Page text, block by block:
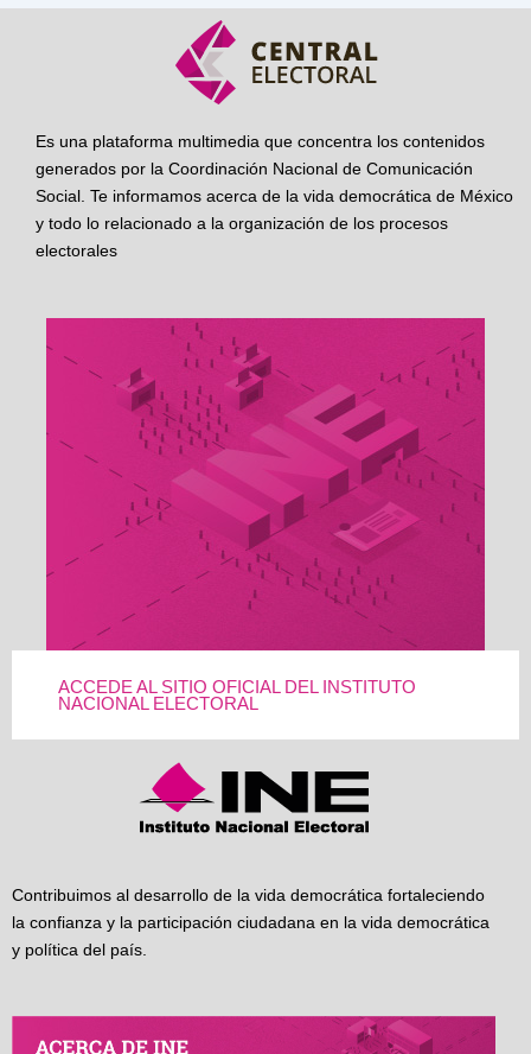
Es una plataforma multimedia que concentra los contenidos
generados por la Coordinación Nacional de Comunicación
Social. Te informamos acerca de la vida democrática de México
y todo lo relacionado a la organización de los procesos
electorales
ACCEDE AL SITIO OFICIAL DEL INSTITUTO
NACIONAL ELECTORAL
Contribuimos al desarrollo de la vida democrática fortaleciendo
la confianza y la participación ciudadana en la vida democrática
y política del país.